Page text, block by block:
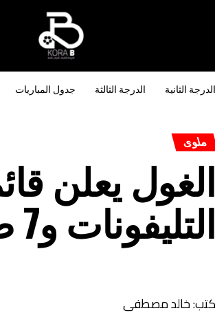
الدرجة الثانية الدرجة الثالثة جدول المباريات
ملوى
الغول يعلن
التليفونات و7 صفقات تظهر لأول مرة
كتب: خالد مصطفى